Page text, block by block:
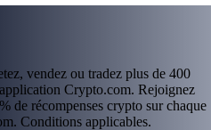
vendez ou tradez plus de 400
Crypto.com. Rejoignez
de récompenses crypto sur chaque
Conditions applicables.